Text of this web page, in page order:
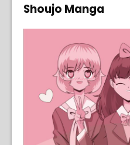
Shoujo Manga